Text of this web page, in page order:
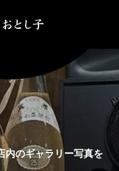
内のギャラリー写真を